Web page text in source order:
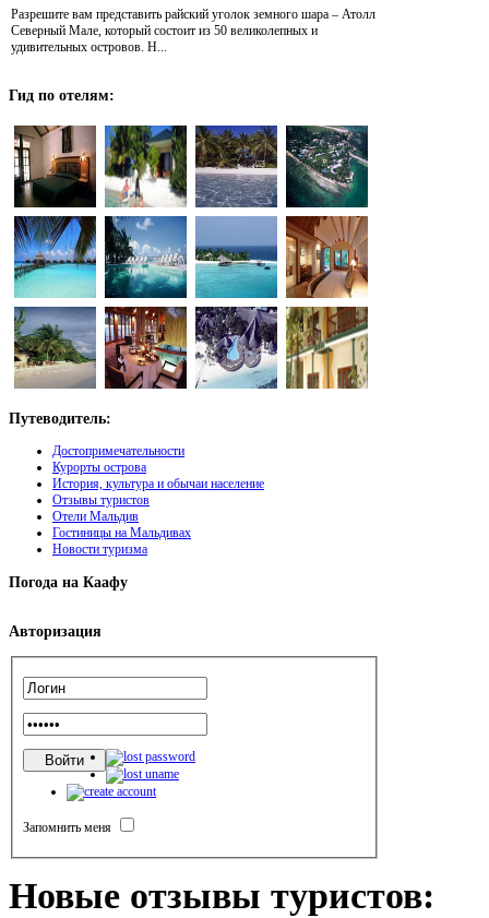
Разрешите вам представить райский уголок земного шара – Атолл
Северный Мале, который состоит из 50 великолепных и
удивительных островов. Н...
Гид по отелям:
Путеводитель:
Достопримечательности
Курорты острова
История, культура и обычаи население
Отзывы туристов
Отели Мальдив
Гостиницы на Мальдивах
Новости туризма
Погода на Каафу
Авторизация
Запомнить меня
Новые отзывы туристов: